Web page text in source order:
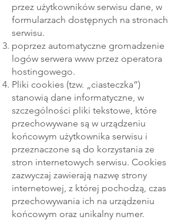
przez użytkowników serwisu dane, w
formularzach dostępnych na stronach
serwisu.
poprzez automatyczne gromadzenie
logów serwera www przez operatora
hostingowego.
Pliki cookies (tzw. „ciasteczka”)
stanowią dane informatyczne, w
szczególności pliki tekstowe, które
przechowywane są w urządzeniu
końcowym użytkownika serwisu i
przeznaczone są do korzystania ze
stron internetowych serwisu. Cookies
zazwyczaj zawierają nazwę strony
internetowej, z której pochodzą, czas
przechowywania ich na urządzeniu
końcowym oraz unikalny numer.